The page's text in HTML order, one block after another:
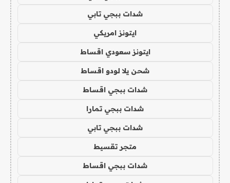
شدات ببجي تابي
ايتونز امريكي
ايتونز سعودي اقساط
شحن يلا لودو اقساط
شدات ببجي اقساط
شدات ببجي تمارا
شدات ببجي تابي
متجر تقسيط
شدات ببجي اقساط